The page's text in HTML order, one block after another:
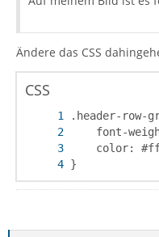
Ändere das CSS
CSS
}